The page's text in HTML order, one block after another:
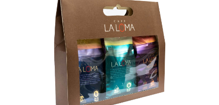
COLECCIÓN CAFETERA